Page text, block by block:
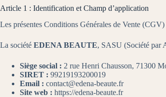
Article 1 : Identification et Champ d’application
Les présentes Conditions Générales de Vente
La société EDENA BEAUTE, SASU (Société par
Siège social : 2 rue Henri Chausson, 71300
SIRET : 99219193200019
Email : contact@edena-beaute.fr
Site web : https://edena-beaute.fr